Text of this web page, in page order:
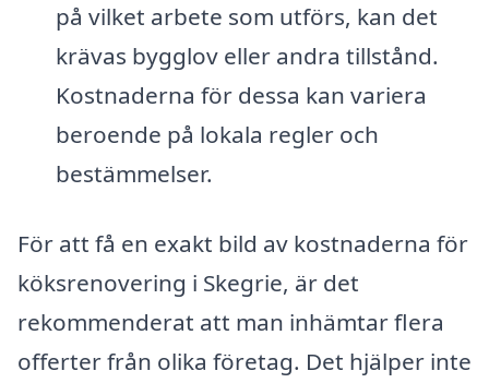
på vilket arbete som utförs, kan det
krävas bygglov eller andra tillstånd.
Kostnaderna för dessa kan variera
beroende på lokala regler och
bestämmelser.
För att få en exakt bild av kostnaderna för
köksrenovering i Skegrie, är det
rekommenderat att man inhämtar flera
offerter från olika företag. Det hjälper inte